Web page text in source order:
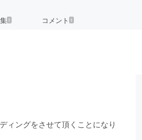
1 コメント 1
ィングをさせて頂くことになり